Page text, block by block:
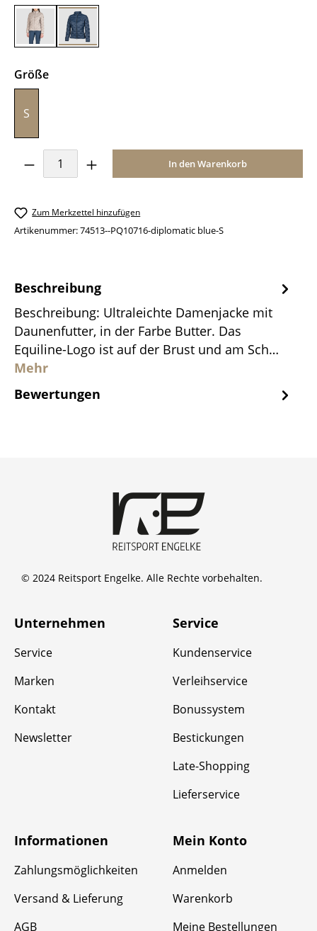
butter diplomatic blue
Größeauswählen
S
Produkt Anzahl: Gib den gewünschten
In den Warenkorb
Zum Merkzettel hinzufügen
Artikenummer:74513--PQ10716-diplomatic blue-S
Beschreibung
Beschreibung: Ultraleichte Damenjacke mit
Daunenfutter, in der Farbe Butter. Das
Equiline-Logo ist auf der Brust und am Sch…
Mehr
Bewertungen
© 2024 Reitsport Engelke. Alle Rechte vorbehalten.
Unternehmen
Service
Marken
Kontakt
Newsletter
Service
Kundenservice
Verleihservice
Bonussystem
Bestickungen
Late-Shopping
Lieferservice
Informationen
Zahlungsmöglichkeiten
Versand & Lieferung
AGB
Mein Konto
Anmelden
Warenkorb
Meine Bestellungen